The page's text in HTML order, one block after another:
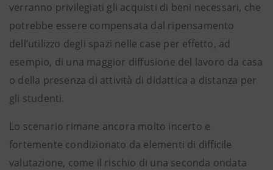
verranno privilegiati gli acquisti di beni necessari, che
potrebbe essere compensata dal ripensamento
dell’utilizzo degli spazi nelle case per effetto, ad
esempio, di una maggior diffusione del lavoro da casa
o della presenza di attività di didattica a distanza per
gli studenti.
Lo scenario rimane ancora molto incerto e
fortemente condizionato da elementi di difficile
valutazione, come il rischio di una seconda ondata